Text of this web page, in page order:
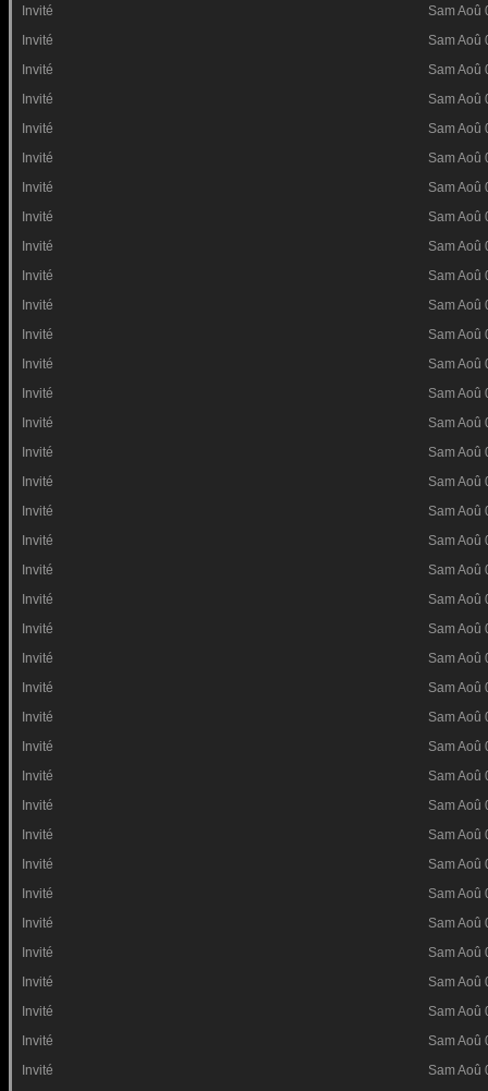
Invité
Sam Aoû
Invité
Sam Aoû
Invité
Sam Aoû
Invité
Sam Aoû
Invité
Sam Aoû
Invité
Sam Aoû
Invité
Sam Aoû
Invité
Sam Aoû
Invité
Sam Aoû
Invité
Sam Aoû
Invité
Sam Aoû
Invité
Sam Aoû
Invité
Sam Aoû
Invité
Sam Aoû
Invité
Sam Aoû
Invité
Sam Aoû
Invité
Sam Aoû
Invité
Sam Aoû
Invité
Sam Aoû
Invité
Sam Aoû
Invité
Sam Aoû
Invité
Sam Aoû
Invité
Sam Aoû
Invité
Sam Aoû
Invité
Sam Aoû
Invité
Sam Aoû
Invité
Sam Aoû
Invité
Sam Aoû
Invité
Sam Aoû
Invité
Sam Aoû
Invité
Sam Aoû
Invité
Sam Aoû
Invité
Sam Aoû
Invité
Sam Aoû
Invité
Sam Aoû
Invité
Sam Aoû
Invité
Sam Aoû